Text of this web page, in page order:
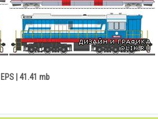
| 41.41 mb